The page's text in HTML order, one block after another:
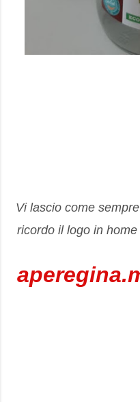
Vi lascio come
ricordo il logo in